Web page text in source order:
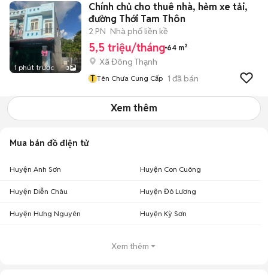
1 phút trước 3
Chính chủ cho thuê nhà, hẻm xe tải,
đường Thới Tam Thôn
2 PN Nhà phố liền kề
5,5 triệu/tháng 64 m²
Xã Đông Thạnh
T Tên Chưa Cung Cấp 1 đã bán
Xem thêm
Mua bán đồ điện tử
Huyện Anh Sơn Huyện Con Cuông
Huyện Diễn Châu Huyện Đô Lương
Huyện Hưng Nguyên Huyện Kỳ Sơn
Xem thêm